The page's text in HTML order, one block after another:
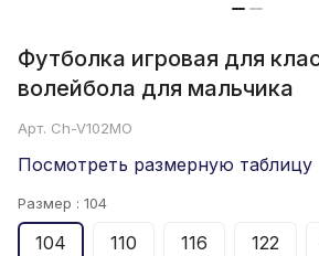
Футболка игровая для
волейбола для мальчика
Арт. Ch-V102MO
Посмотреть размерную таблицу
Размер : 104
104 110 116 122